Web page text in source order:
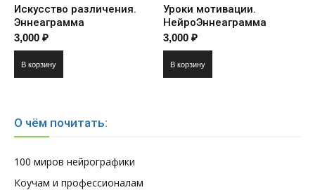
Искусство различения.
Эннеаграмма
3,000 ₽
В корзину
Уроки мотивации.
НейроЭннеаграмма
3,000₽
В корзину
О чём почитать:
100 миров нейрографики
Коучам и профессионалам